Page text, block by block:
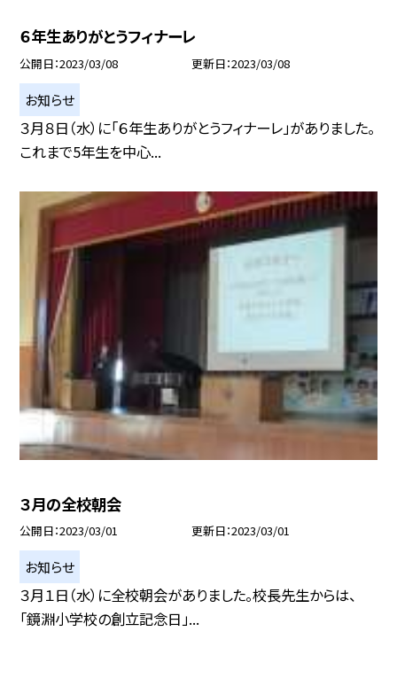
６年生ありがとうフィナーレ
公開日 2023/03/08 更新日 2023/03/08
お知らせ
３月８日（水）に「６年生ありがとうフィナーレ」がありました。
これまで5年生を中心...
３月の全校朝会
公開日 2023/03/01 更新日 2023/03/01
お知らせ
３月１日（水）に全校朝会がありました。校長先生からは、
「鏡淵小学校の創立記念日」...